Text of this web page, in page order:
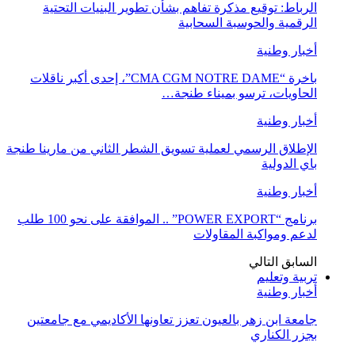
الرباط: توقيع مذكرة تفاهم بشأن تطوير البنيات التحتية
الرقمية والحوسبة السحابية
أخبار وطنية
باخرة “CMA CGM NOTRE DAME”، إحدى أكبر ناقلات
الحاويات، ترسو بميناء طنجة…
أخبار وطنية
الإطلاق الرسمي لعملية تسويق الشطر الثاني من مارينا طنجة
باي الدولية
أخبار وطنية
برنامج “POWER EXPORT” .. الموافقة على نحو 100 طلب
لدعم ومواكبة المقاولات
السابق التالي
تربية وتعليم
أخبار وطنية
جامعة ابن زهر بالعيون تعزز تعاونها الأكاديمي مع جامعتين
بجزر الكناري